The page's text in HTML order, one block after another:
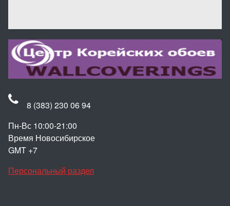
8 (383) 230 06 94
Пн-Вс 10:00-21:00
Время Новосибирское
GMT +7
Персональный раздел